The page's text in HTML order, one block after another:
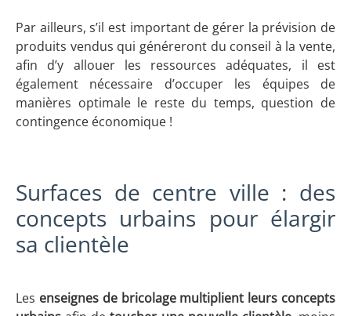
Par ailleurs, s’il est important de gérer la prévision de
produits vendus qui généreront du conseil à la vente,
afin d’y allouer les ressources adéquates, il est
également nécessaire d’occuper les équipes de
manières optimale le reste du temps, question de
contingence économique !
Surfaces de centre ville : des
concepts urbains pour élargir
sa clientèle
Les enseignes de bricolage multiplient leurs concepts